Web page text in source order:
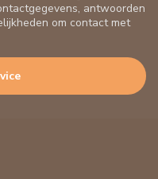
antwoorden
om contact met